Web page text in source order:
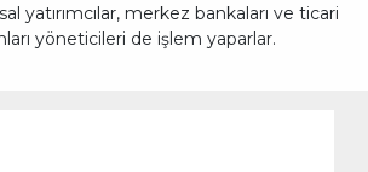
yatırımcılar, merkez bankaları ve ticari
yöneticileri de işlem yaparlar.